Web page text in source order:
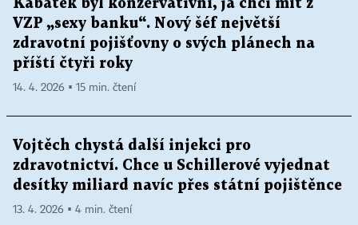
Kabátek byl konzervativní, já chci mít z
VZP „sexy banku“. Nový šéf největší
zdravotní pojišťovny o svých plánech na
příští čtyři roky
14. 4. 2026 ▪ 15 min. čtení
Vojtěch chystá další injekci pro
zdravotnictví. Chce u Schillerové vyjednat
desítky miliard navíc přes státní pojištěnce
13. 4. 2026 ▪ 4 min. čtení